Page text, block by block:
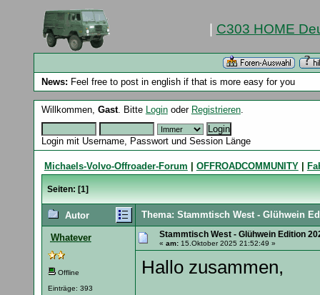
C303 HOME
News: Feel free to post in english if that is more easy for you
Willkommen, Gast. Bitte Loginoder Registrieren.
Login mit Username, Passwort und Session Länge
Michaels-Volvo-Offroader-Forum OFFROADCOMMUNITY|
Seiten: [1]
Autor Thema: Stammtisch West - Glühwein
Whatever
Offline
Einträge: 393
Stammtisch West - Glühwein Edition
« am:15.Oktober 2025 21:52:49 »
Hallo zusammen,